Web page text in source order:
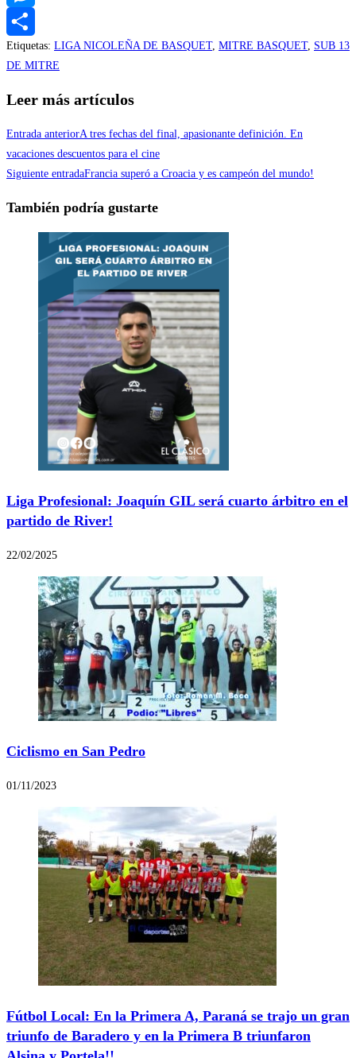
Messenger
Compartir
Etiquetas: LIGA NICOLEÑA DE BASQUET, MITRE BASQUET, SUB 13
DE MITRE
Leer más artículos
Entrada anteriorA tres fechas del final, apasionante definición. En
vacaciones descuentos para el cine
Siguiente entradaFrancia superó a Croacia y es campeón del mundo!
También podría gustarte
Liga Profesional: Joaquín GIL será cuarto árbitro en el
partido de River!
22/02/2025
Ciclismo en San Pedro
01/11/2023
Fútbol Local: En la Primera A, Paraná se trajo un gran
triunfo de Baradero y en la Primera B triunfaron